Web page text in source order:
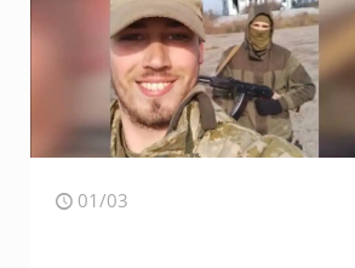
01/03